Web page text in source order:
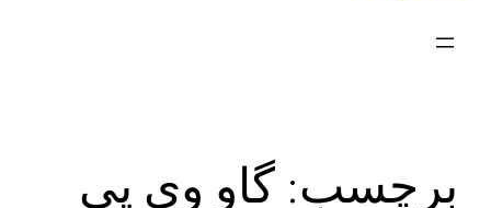
برچسب:گاو وی پی